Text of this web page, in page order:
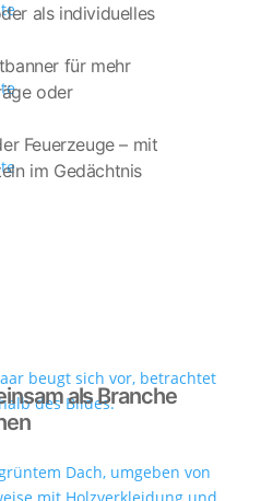
als individuelles
für mehr
oder
Feuerzeuge – mit
im Gedächtnis
als Branche